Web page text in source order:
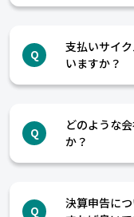
Q
支払いサイ
いますか？
Q
どのような
か？
Q
決算申告に